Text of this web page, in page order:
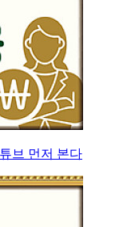
브 먼저 본다